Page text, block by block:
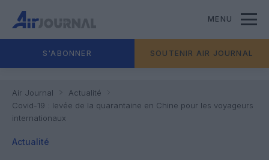
MENU
S'ABONNER SOUTENIR AIR JOURNAL
Air Journal
Actualité
Covid-19 : levée de la quarantaine en Chine pour les voyageurs
internationaux
Actualité